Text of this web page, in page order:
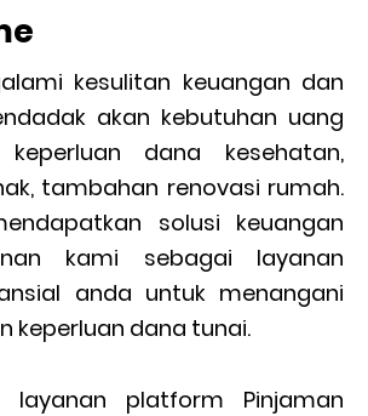
kesulitan keuangan dan
akan kebutuhan uang
dana kesehatan,
tambahan renovasi rumah.
solusi keuangan
kami sebagai layanan
anda untuk menangani
keperluan dana tunai.
layanan platform Pinjaman